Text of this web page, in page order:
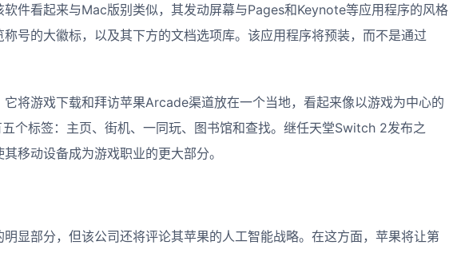
件看起来与Mac版别类似，其发动屏幕与Pages和Keynote等应用程序的风格
号的大徽标，以及其下方的文档选项库。该应用程序将预装，而不是通过
将游戏下载和拜访苹果Arcade渠道放在一个当地，看起来像以游戏为中心的
个标签：主页、街机、一同玩、图书馆和查找。继任天堂Switch 2发布之
移动设备成为游戏职业的更大部分。
显部分，但该公司还将评论其苹果的人工智能战略。在这方面，苹果将让第